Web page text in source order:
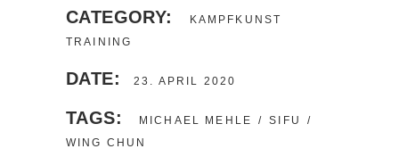
CATEGORY:
KAMPFKUNST
TRAINING
DATE: 23. APRIL 2020
TAGS: MICHAEL MEHLE
SIFU
WING CHUN